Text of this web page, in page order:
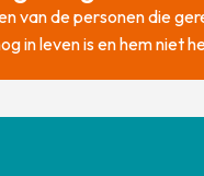
van de personen die
in leven is en hem